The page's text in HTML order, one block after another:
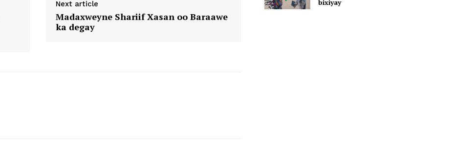
Next article
Madaxweyne Shariif Xasan oo Baraawe
ka degay
bixiyay